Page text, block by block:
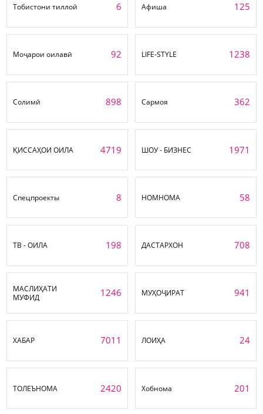
Тобистони тиллоӣ 6 Афиша 125
Моҷарои оилавӣ 92 LIFE-STYLE 1238
Солимӣ 898 Сармоя 362
ҚИССАҲОИ ОИЛА 4719 ШОУ - БИЗНЕС 1971
Спецпроекты 8 НОМНОМА 58
ТВ - ОИЛА 198 ДАСТАРХОН 708
МАСЛИҲАТИ
МУФИД
1246 МУҲОҶИРАТ 941
ХАБАР 7011 ЛОИҲА 24
ТОЛЕЪНОМА 2420 Хобнома 201